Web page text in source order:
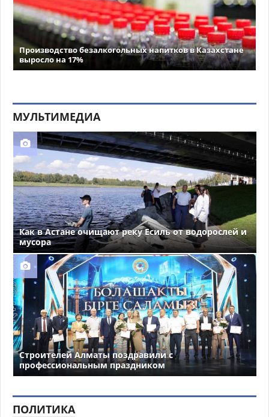
Производство безалкогольных напитков в Казахстане
выросло на 17%
МУЛЬТИМЕДИА
Как в Астане очищают реку Есиль от водорослей и
мусора
Строителей Алматы поздравили с
профессиональным праздником
ПОЛИТИКА